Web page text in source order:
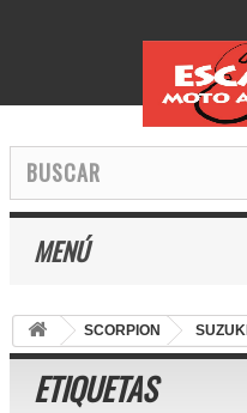
MENÚ
SCORPION SUZUKI
ETIQUETAS